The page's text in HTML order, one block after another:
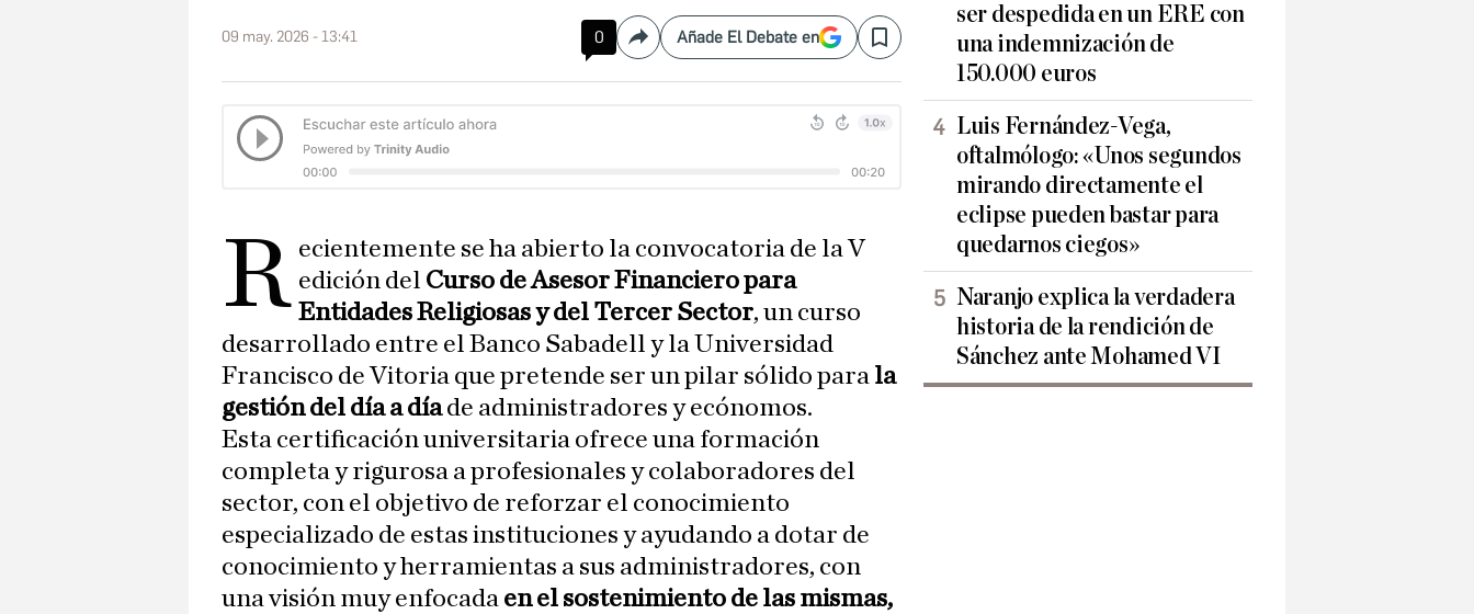
09 may. 2026 - 13:41 0 CompartirAñade El Debate en Save
R ecientemente se ha abierto la convocatoria de la V
edición del Curso de Asesor Financiero para
Entidades Religiosas y del Tercer Sector, un curso
desarrollado entre el Banco Sabadell y la Universidad
Francisco de Vitoria que pretende ser un pilar sólido para la
gestión del día a díade administradores y ecónomos.
Esta certificación universitaria ofrece una formación
completa y rigurosa a profesionales y colaboradores del
sector, con el objetivo de reforzar el conocimiento
especializado de estas instituciones y ayudando a dotar de
conocimiento y herramientas a sus administradores, con
una visión muy enfocada en el sostenimiento de las mismas,
ser despedida en un ERE con
una indemnización de
150.000 euros
Luis Fernández-Vega,
oftalmólogo: «Unos segundos
mirando directamente el
eclipse pueden bastar para
quedarnos ciegos»
Naranjo explica la verdadera
historia de la rendición de
Sánchez ante Mohamed VI